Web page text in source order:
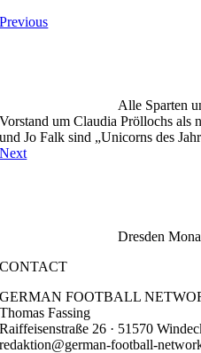
Previous
Alle Sparten
Vorstand um Claudia Pröllochs als
und Jo Falk sind „Unicorns des
Next
Dresden
CONTACT
GERMAN FOOTBALL
Thomas Fassing
Raiffeisenstraße 26 · 51570
redaktion@german-football-